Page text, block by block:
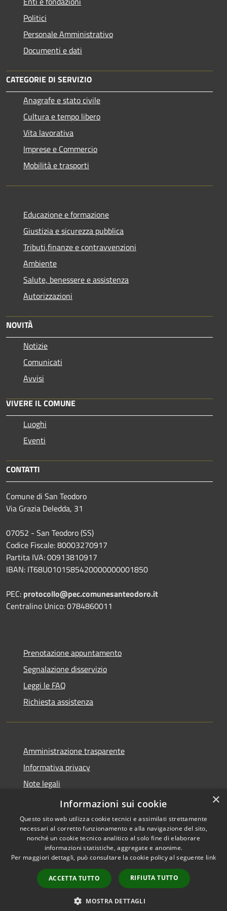
Politici
Personale Amministrativo
Documenti e dati
CATEGORIE DI SERVIZIO
Anagrafe e stato civile
Cultura e tempo libero
Vita lavorativa
Imprese e Commercio
Mobilità e trasporti
Educazione e formazione
Giustizia e sicurezza pubblica
Tributi,finanze e contravvenzioni
Ambiente
Salute, benessere e assistenza
Autorizzazioni
NOVITÀ
Notizie
Comunicati
Avvisi
VIVERE IL COMUNE
Luoghi
Eventi
CONTATTI
Comune di San Teodoro
Via Grazia Deledda, 31
07052 - San Teodoro (SS)
Codice Fiscale: 80003270917
Partita IVA: 00913810917
IBAN: IT68U0101585420000000001850
PEC: protocollo@pec.comunesanteodoro.it
Centralino Unico: 0784860011
Prenotazione appuntamento
Segnalazione disservizio
Leggi le FAQ
Richiesta assistenza
Amministrazione trasparente
Informativa privacy
Note legali
Dichiarazione di accessibilità
Accessibilità
Copyright © 2026 • Comune di
San Teodoro • Powered by
Municipium•
Accesso
redazione
×
Informazioni sui cookie
Questo sito web utilizza cookie tecnici e assimilati strettamente
necessari al corretto funzionamento e alla navigazione del sito,
nonché un cookie tecnico analitico al solo fine di elaborare
informazioni statistiche, aggregate e anonime.
Per maggiori dettagli, può consultare la cookie policy al seguente link
ACCETTA TUTTO RIFIUTA TUTTO
MOSTRA DETTAGLI